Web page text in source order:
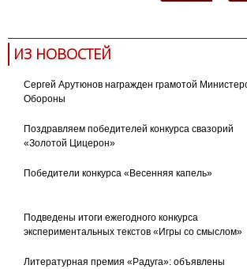
ИЗ НОВОСТЕЙ
Сергей Арутюнов награжден грамотой
Обороны
Поздравляем победителей конкурса свазорий
«Золотой Цицерон»
Победители конкурса «Весенняя капель»
Подведены итоги ежегодного конкурса
экспериментальных текстов «Игры со смыслом»
Литературная премия «Радуга»: объявлены